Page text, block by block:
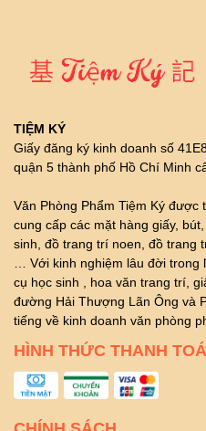
TIỆM KÝ
Giấy đăng ký kinh doanh số
quận 5 thành phố Hồ Chí Minh
Văn Phòng Phẩm Tiệm Ký được
cung cấp các mặt hàng giấy,
sinh, đồ trang trí noen, đồ trang
… Với kinh nghiệm lâu đời trong
cụ học sinh , hoa văn trang trí,
đường Hải Thượng Lãn Ông và
tiếng về kinh doanh văn phòng
HÌNH THỨC THANH